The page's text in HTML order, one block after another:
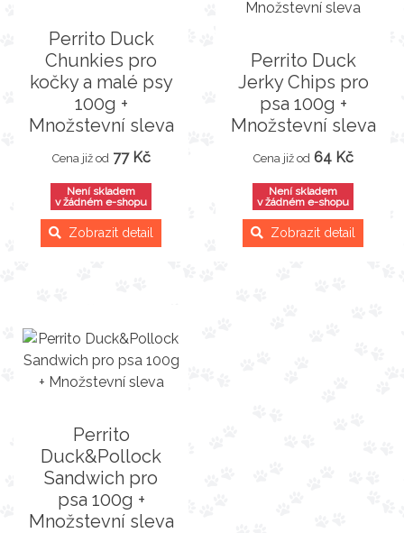
Perrito Duck
Chunkies pro
kočky a malé psy
100g +
Množstevní sleva
Cena již od 77 Kč
Není skladem
v žádném e-shopu
Zobrazit detail
Perrito Duck
Jerky Chips pro
psa 100g +
Množstevní sleva
Cena již od 64 Kč
Není skladem
v žádném e-shopu
Zobrazit detail
Perrito
Duck&Pollock
Sandwich pro
psa 100g +
Množstevní sleva